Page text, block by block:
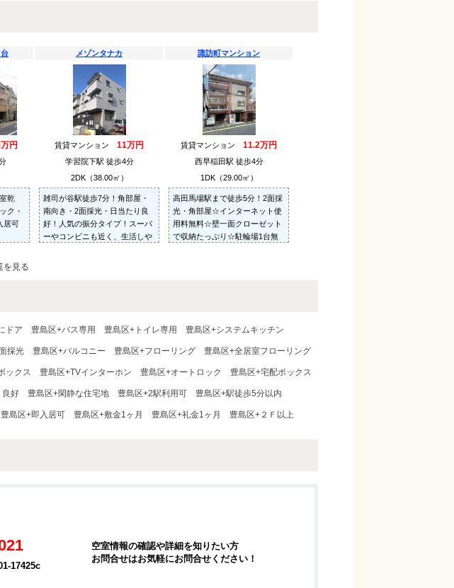
円
乾
ク・
居可
メゾンタナカ
賃貸マンション 11万円
学習院下駅 徒歩4分
2DK（38.00㎡）
雑司が谷駅徒歩7分！角部屋・
南向き・2面採光・日当たり良
好！人気の振分タイプ！スーパ
ーやコンビニも近く、生活しや
諏訪町マンション
賃貸マンション 11.2万円
西早稲田駅 徒歩4分
1DK（29.00㎡）
高田馬場駅まで徒歩5分！2面採
光・角部屋☆インターネット使
用料無料☆壁一面クローゼット
で収納たっぷり☆駐輪場1台無
を見る
ドア 豊島区+バス専用 豊島区+トイレ専用 豊島区+システムキッチン
採光 豊島区+バルコニー 豊島区+フローリング 豊島区+全居室フローリング
ックス 豊島区+TVインターホン 豊島区+オートロック 豊島区+宅配ボックス
良好 豊島区+閑静な住宅地 豊島区+2駅利用可 豊島区+駅徒歩5分以内
豊島区+即入居可 豊島区+敷金1ヶ月 豊島区+礼金1ヶ月 豊島区+２Ｆ以上
17425c
空室情報の確認や詳細を知りたい方
お問合せはお気軽にお問合せください！